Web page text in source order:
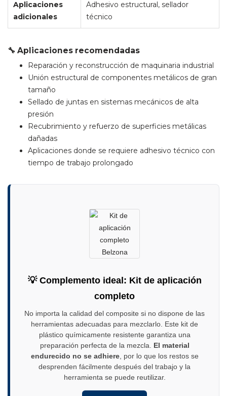
Aplicaciones
adicionales
Adhesivo estructural, sellador
técnico
🔧 Aplicaciones recomendadas
Reparación y reconstrucción de maquinaria industrial
Unión estructural de componentes metálicos de gran
tamaño
Sellado de juntas en sistemas mecánicos de alta
presión
Recubrimiento y refuerzo de superficies metálicas
dañadas
Aplicaciones donde se requiere adhesivo técnico con
tiempo de trabajo prolongado
💡 Complemento ideal: Kit de aplicación
completo
No importa la calidad del composite si no dispone de las
herramientas adecuadas para mezclarlo. Este kit de
plástico químicamente resistente garantiza una
preparación perfecta de la mezcla. El material
endurecido no se adhiere, por lo que los restos se
desprenden fácilmente después del trabajo y la
herramienta se puede reutilizar.